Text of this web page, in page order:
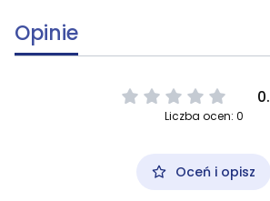
Opinie
Liczba ocen: 0
Oceń i opisz